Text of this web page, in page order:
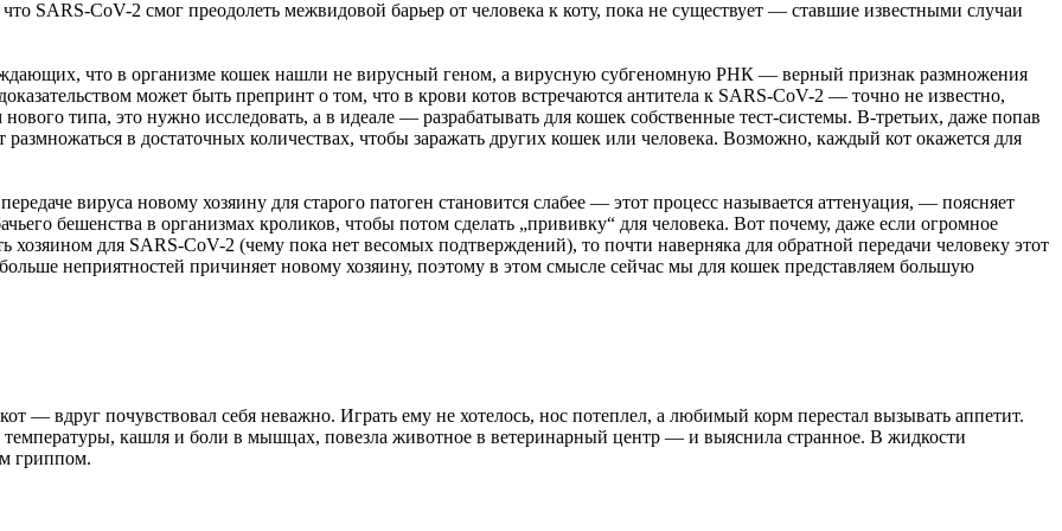
SARS-CoV-2 смог преодолеть межвидовой барьер от человека к коту, пока не существует — ставшие известными случаи
что в организме кошек нашли не вирусный геном, а вирусную субгеномную РНК — верный признак размножения
может быть препринт о том, что в крови котов встречаются антитела к SARS-CoV-2 — точно не известно,
типа, это нужно исследовать, а в идеале — разрабатывать для кошек собственные тест-системы. В-третьих, даже попав
в достаточных количествах, чтобы заражать других кошек или человека. Возможно, каждый кот окажется для
вируса новому хозяину для старого патоген становится слабее — этот процесс называется аттенуация, — поясняет
бешенства в организмах кроликов, чтобы потом сделать „прививку“ для человека. Вот почему, даже если огромное
хозяином для SARS-CoV-2 (чему пока нет весомых подтверждений), то почти наверняка для обратной передачи человеку этот
неприятностей причиняет новому хозяину, поэтому в этом смысле сейчас мы для кошек представляем большую
— вдруг почувствовал себя неважно. Играть ему не хотелось, нос потеплел, а любимый корм перестал вызывать аппетит.
температуры, кашля и боли в мышцах, повезла животное в ветеринарный центр — и выяснила странное. В жидкости
гриппом.